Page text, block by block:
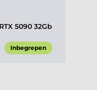
5090 32Gb
Inbegrepen